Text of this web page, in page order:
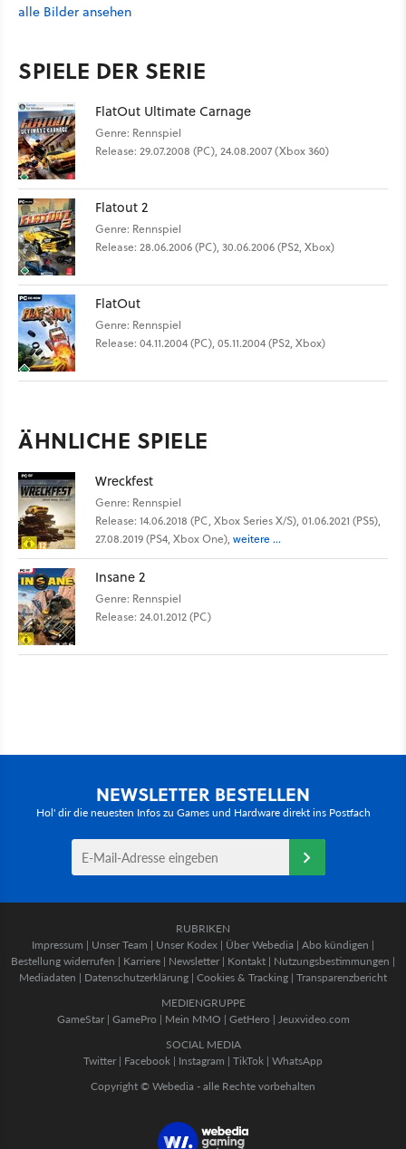
alle Bilder ansehen
SPIELE DER SERIE
FlatOut Ultimate Carnage
Genre: Rennspiel
Release: 29.07.2008 (PC), 24.08.2007 (Xbox 360)
Flatout 2
Genre: Rennspiel
Release: 28.06.2006 (PC), 30.06.2006 (PS2, Xbox)
FlatOut
Genre: Rennspiel
Release: 04.11.2004 (PC), 05.11.2004 (PS2, Xbox)
ÄHNLICHE SPIELE
Wreckfest
Genre: Rennspiel
Release: 14.06.2018 (PC, Xbox Series X/S), 01.06.2021 (PS5),
27.08.2019 (PS4, Xbox One), weitere ...
Insane 2
Genre: Rennspiel
Release: 24.01.2012 (PC)
NEWSLETTER BESTELLEN
Hol' dir die neuesten Infos zu Games und Hardware direkt ins Postfach
RUBRIKEN
Impressum | Unser Team | Unser Kodex | Über Webedia | Abo kündigen |
Bestellung widerrufen | Karriere | Newsletter | Kontakt | Nutzungsbestimmungen |
Mediadaten | Datenschutzerklärung | Cookies & Tracking | Transparenzbericht
MEDIENGRUPPE
GameStar| GamePro | Mein MMO | GetHero | Jeuxvideo.com
SOCIAL MEDIA
Twitter | Facebook | Instagram | TikTok | WhatsApp
Copyright © Webedia - alle Rechte vorbehalten